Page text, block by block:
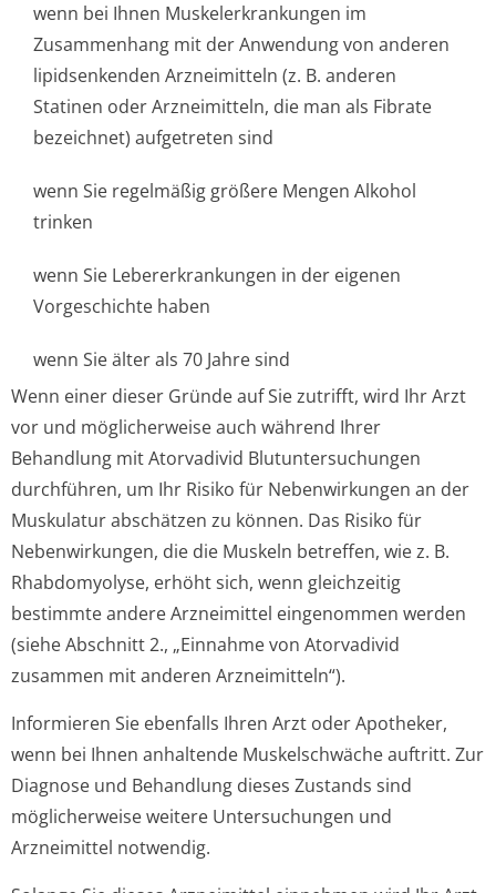
wenn bei Ihnen Muskelerkrankungen im
Zusammenhang mit der Anwendung von anderen
lipidsenkenden Arzneimitteln (z. B. anderen
Statinen oder Arzneimitteln, die man als Fibrate
bezeichnet) aufgetreten sind
wenn Sie regelmäßig größere Mengen Alkohol
trinken
wenn Sie Lebererkrankungen in der eigenen
Vorgeschichte haben
wenn Sie älter als 70 Jahre sind
Wenn einer dieser Gründe auf Sie zutrifft, wird Ihr Arzt
vor und möglicherweise auch während Ihrer
Behandlung mit Atorvadivid Blutuntersuchungen
durchführen, um Ihr Risiko für Nebenwirkungen an der
Muskulatur abschätzen zu können. Das Risiko für
Nebenwirkungen, die die Muskeln betreffen, wie z. B.
Rhabdomyolyse, erhöht sich, wenn gleichzeitig
bestimmte andere Arzneimittel eingenommen werden
(siehe Abschnitt 2., „Einnahme von Atorvadivid
zusammen mit anderen Arzneimitteln“).
Informieren Sie ebenfalls Ihren Arzt oder Apotheker,
wenn bei Ihnen anhaltende Muskelschwäche auftritt. Zur
Diagnose und Behandlung dieses Zustands sind
möglicherweise weitere Untersuchungen und
Arzneimittel notwendig.